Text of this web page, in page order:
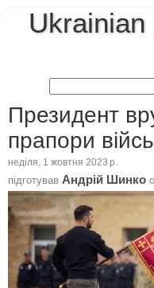
Президент
прапори
неділя, 1 жовтня 2023 р.
підготував Андрій Шинко о